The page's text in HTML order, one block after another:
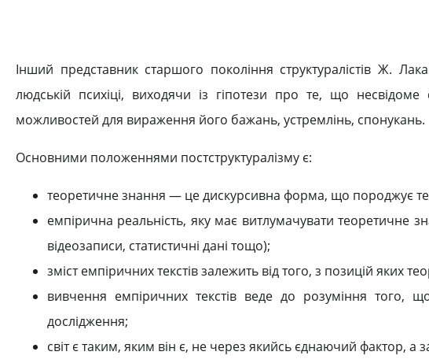
Інший представник старшого покоління структуралістів Ж.
людській психіці, виходячи із гіпотези про те, що
можливостей для вираження його бажань, устремлінь, спонукань.
Основними положеннями постструктуралізму є:
теоретичне знання — це дискурсивна форма, що породжує
емпірична реальність, яку має витлумачувати теоретичне
відеозаписи, статистичні дані тощо);
зміст емпіричних текстів залежить від того, з позицій яких
вивчення емпіричних текстів веде до розуміння того,
дослідження;
світ є таким, яким він є, не через якийсь єднаючий фактор, а